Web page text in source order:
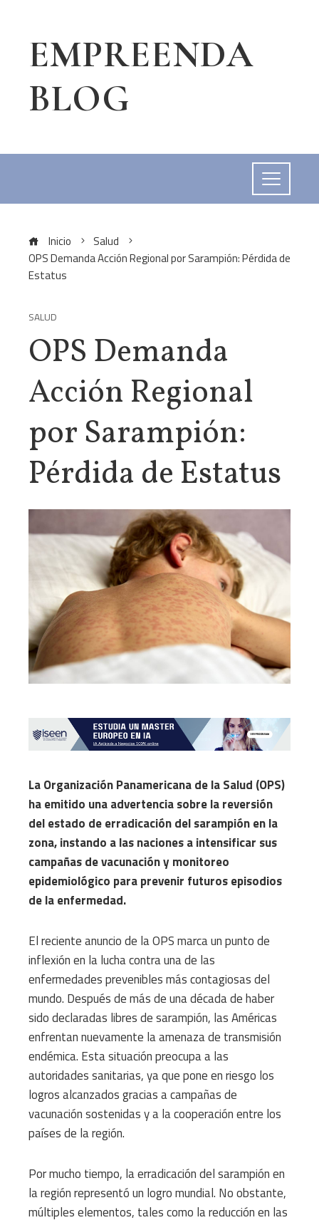
EMPREENDA
BLOG
Inicio
Salud
OPS Demanda Acción Regional por Sarampión: Pérdida de
Estatus
SALUD
OPS Demanda
Acción Regional
por Sarampión:
Pérdida de Estatus
La Organización Panamericana de la Salud (OPS)
ha emitido una advertencia sobre la reversión
del estado de erradicación del sarampión en la
zona, instando a las naciones a intensificar sus
campañas de vacunación y monitoreo
epidemiológico para prevenir futuros episodios
de la enfermedad.
El reciente anuncio de la OPS marca un punto de
inflexión en la lucha contra una de las
enfermedades prevenibles más contagiosas del
mundo. Después de más de una década de haber
sido declaradas libres de sarampión, las Américas
enfrentan nuevamente la amenaza de transmisión
endémica. Esta situación preocupa a las
autoridades sanitarias, ya que pone en riesgo los
logros alcanzados gracias a campañas de
vacunación sostenidas y a la cooperación entre los
países de la región.
Por mucho tiempo, la erradicación del sarampión en
la región representó un logro mundial. No obstante,
múltiples elementos, tales como la reducción en las